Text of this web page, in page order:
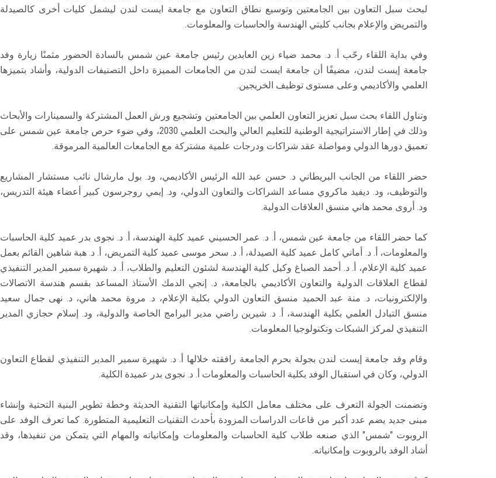
لبحث سبل التعاون بين الجامعتين وتوسيع نطاق التعاون مع جامعة ايست لندن ليشمل كليات أخرى كالصيدلة
والتمريض والإعلام بجانب كليتي الهندسة والحاسبات والمعلومات.
وفي بداية اللقاء رحّب أ. د. محمد ضياء زين العابدين رئيس جامعة عين شمس بالسادة الحضور مثمنًا زيارة وفد
جامعة إيست لندن، مضيفًا أن جامعة ايست لندن من الجامعات المميزة داخل التصنيفات الدولية، وأشاد بتميزها
العلمي والأكاديمي وعلى مستوى توظيف الخريجين.
وتناول اللقاء بحث سبل تعزيز التعاون العلمي بين الجامعتين وتشجيع ورش العمل المشتركة والسمينارات والأبحاث
وذلك في إطار الاستراتيجية الوطنية للتعليم العالي والبحث العلمي 2030، وفي ضوء حرص جامعة عين شمس على
تعميق دورها الدولي ومواصلة عقد شراكات ودرجات علمية مشتركة مع الجامعات العالمية المرموقة.
حضر اللقاء من الجانب البريطاني د. حسن عبد الله الرئيس الأكاديمي، ود. بول مارشال نائب مستشار المشاريع
والتوظيف، ود. ديفيد ماكروي مساعد الشراكات والتعاون الدولي، ود. إيمي روجرسون كبير أعضاء هيئة التدريس،
ود. أروى محمد هاني منسق العلاقات الدولية.
كما حضر اللقاء من جامعة عين شمس، أ. د. عمر الحسيني عميد كلية الهندسة، أ. د. نجوى بدر عميد كلية الحاسبات
والمعلومات، أ. د. أماني كامل عميد كلية الصيدلة، أ. د. سحر موسى عميد كلية التمريض، أ. د. هبة شاهين القائم بعمل
عميد كلية الإعلام، أ. د. أحمد الصباغ وكيل كلية الهندسة لشئون التعليم والطلاب، أ. د. شهيرة سمير المدير التنفيذي
لقطاع العلاقات الدولية والتعاون الأكاديمي بالجامعة، د. إنجي الدمك الأستاذ المساعد بقسم هندسة الاتصالات
والإلكترونيات، د. منة عبد الحميد منسق التعاون الدولي بكلية الإعلام، د. مروة محمد هاني، د. نهى جمال سعيد
منسق التبادل العلمي بكلية الهندسة، أ. د. شيرين راضي مدير البرامج الخاصة والدولية، ود. إسلام حجازي المدير
التنفيذي لمركز الشبكات وتكنولوجيا المعلومات.
وقام وفد جامعة إيست لندن بجولة بحرم الجامعة رافقته خلالها أ. د. شهيرة سمير المدير التنفيذي لقطاع التعاون
الدولي، وكان في استقبال الوفد بكلية الحاسبات والمعلومات أ. د. نجوى بدر عميدة الكلية.
وتضمنت الجولة التعرف على مختلف معامل الكلية وإمكانياتها التقنية الحديثة وخطة تطوير البنية التحتية وإنشاء
مبنى جديد يضم عدد أكبر من قاعات الدراسات المزودة بأحدث التقنيات التعليمية المتطورة. كما تعرف الوفد على
الروبوت "شمس" الذي صنعه طلاب كلية الحاسبات والمعلومات وإمكانياته والمهام التي يتمكن من تنفيذها، وقد
أشاد الوفد بالروبوت وإمكانياته.